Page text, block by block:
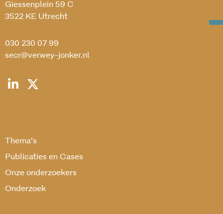
Giessenplein 59 C
3522 KE Utrecht
030 230 07 99
secr@verwey-jonker.nl
Thema’s
Publicaties en Cases
Onze onderzoekers
Onderzoek